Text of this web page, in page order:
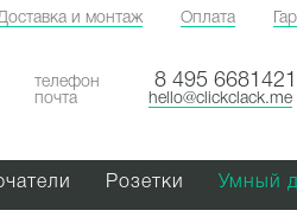
и монтаж Оплата
телефон 8 495 6681421
почта hello@clickclack.me
Розетки Умный